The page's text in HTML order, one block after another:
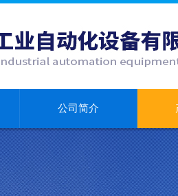
公司简介